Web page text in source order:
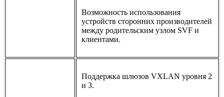
Возможность использования
устройств сторонних производителей
между родительским узлом SVF и
клиентами.
Поддержка шлюзов VXLAN уровня 2
и 3.